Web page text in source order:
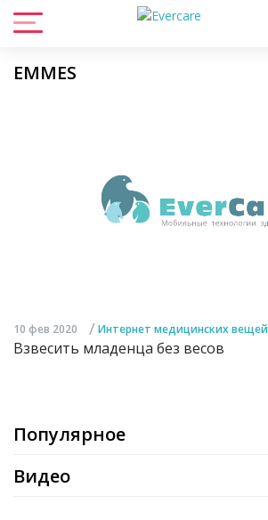
EMMES
10 фев 2020 / Интернет медицинских вещей
Взвесить младенца без весов
Популярное
Видео